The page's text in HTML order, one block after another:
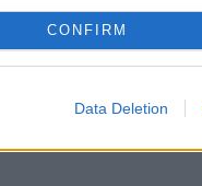
CONFIRM
Data Deletion